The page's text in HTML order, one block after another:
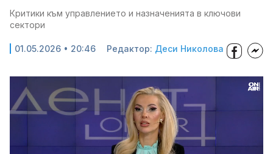
Критики към управлението и назначенията в ключови
сектори
01.05.2026 • 20:46 Редактор: Деси Николова